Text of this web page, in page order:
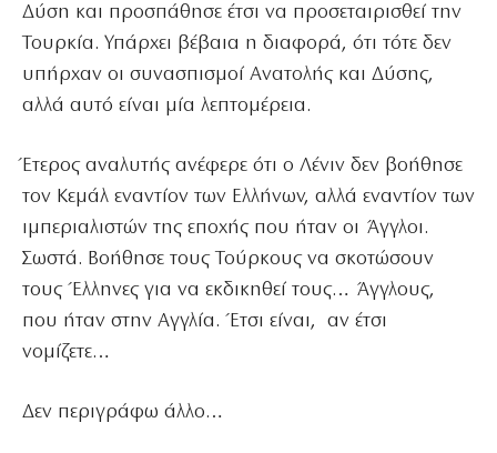
Δύση και προσπάθησε έτσι να προσεταιρισθεί την
Τουρκία. Υπάρχει βέβαια η διαφορά, ότι τότε δεν
υπήρχαν οι συνασπισμοί Ανατολής και Δύσης,
αλλά αυτό είναι μία λεπτομέρεια.
Έτερος αναλυτής ανέφερε ότι ο Λένιν δεν βοήθησε
τον Κεμάλ εναντίον των Ελλήνων, αλλά εναντίον των
ιμπεριαλιστών της εποχής που ήταν οι Άγγλοι.
Σωστά. Βοήθησε τους Τούρκους να σκοτώσουν
τους Έλληνες για να εκδικηθεί τους… Άγγλους,
που ήταν στην Αγγλία. Έτσι είναι, αν έτσι
νομίζετε…
Δεν περιγράφω άλλο…